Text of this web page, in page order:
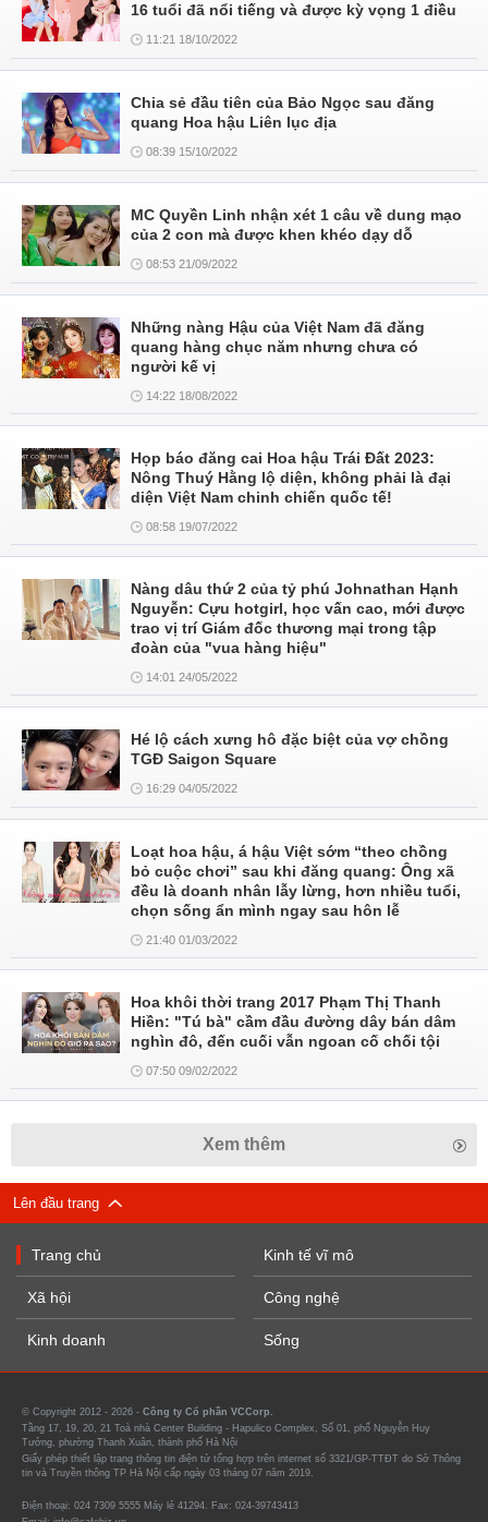
16 tuổi đã nổi tiếng và được kỳ vọng 1 điều
11:21 18/10/2022
Chia sẻ đầu tiên của Bảo Ngọc sau đăng
quang Hoa hậu Liên lục địa
08:39 15/10/2022
MC Quyền Linh nhận xét 1 câu về dung mạo
của 2 con mà được khen khéo dạy dỗ
08:53 21/09/2022
Những nàng Hậu của Việt Nam đã đăng
quang hàng chục năm nhưng chưa có
người kế vị
14:22 18/08/2022
Họp báo đăng cai Hoa hậu Trái Đất 2023:
Nông Thuý Hằng lộ diện, không phải là đại
diện Việt Nam chinh chiến quốc tế!
08:58 19/07/2022
Nàng dâu thứ 2 của tỷ phú Johnathan Hạnh
Nguyễn: Cựu hotgirl, học vấn cao, mới được
trao vị trí Giám đốc thương mại trong tập
đoàn của "vua hàng hiệu"
14:01 24/05/2022
Hé lộ cách xưng hô đặc biệt của vợ chồng
TGĐ Saigon Square
16:29 04/05/2022
Loạt hoa hậu, á hậu Việt sớm “theo chồng
bỏ cuộc chơi” sau khi đăng quang: Ông xã
đều là doanh nhân lẫy lừng, hơn nhiều tuổi,
chọn sống ẩn mình ngay sau hôn lễ
21:40 01/03/2022
Hoa khôi thời trang 2017 Phạm Thị Thanh
Hiền: "Tú bà" cầm đầu đường dây bán dâm
nghìn đô, đến cuối vẫn ngoan cố chối tội
07:50 09/02/2022
Xem thêm
Lên đầu trang
Trang chủ
Xã hội
Kinh doanh
Kinh tế vĩ mô
Công nghệ
Sống
© Copyright 2012 - 2026 - Công ty Cổ phần VCCorp.
Tầng 17, 19, 20, 21 Toà nhà Center Building - Hapulico Complex, Số 01, phố Nguyễn Huy
Tưởng, phường Thanh Xuân, thành phố Hà Nội
Giấy phép thiết lập trang thông tin điện tử tổng hợp trên internet số 3321/GP-TTĐT do Sở Thông
tin và Truyền thông TP Hà Nội cấp ngày 03 tháng 07 năm 2019.
Điện thoại: 024 7309 5555 Máy lẻ 41294. Fax: 024-39743413